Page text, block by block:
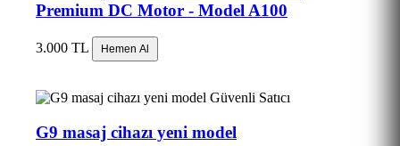
Premium DC Motor - Model A100
3.000 TL Hemen Al
Güvenli Satıcı
G9 masaj cihazı yeni model